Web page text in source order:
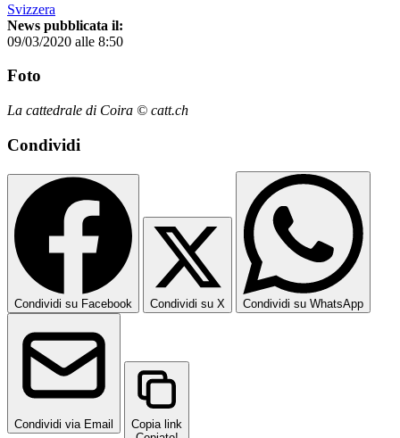
Svizzera
News pubblicata il:
09/03/2020 alle 8:50
Foto
La cattedrale di Coira © catt.ch
Condividi
Condividi su Facebook Condividi su X Condividi su WhatsApp
Condividi via Email
Copia link